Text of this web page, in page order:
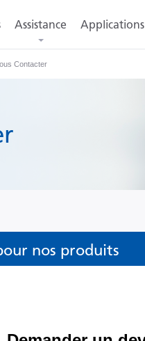
Assistance Applications
Contacter
nos produits